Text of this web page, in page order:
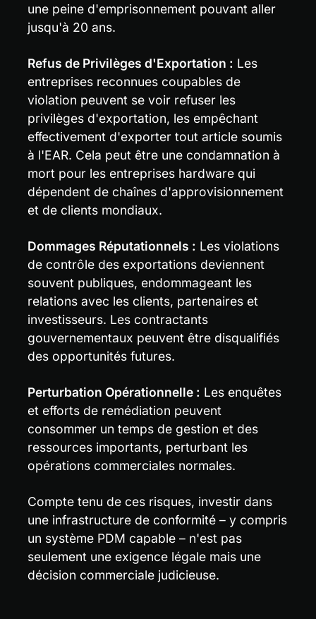
une peine d'emprisonnement pouvant aller
jusqu'à 20 ans.
Refus de Privilèges d'Exportation : Les
entreprises reconnues coupables de
violation peuvent se voir refuser les
privilèges d'exportation, les empêchant
effectivement d'exporter tout article soumis
à l'EAR. Cela peut être une condamnation à
mort pour les entreprises hardware qui
dépendent de chaînes d'approvisionnement
et de clients mondiaux.
Dommages Réputationnels : Les violations
de contrôle des exportations deviennent
souvent publiques, endommageant les
relations avec les clients, partenaires et
investisseurs. Les contractants
gouvernementaux peuvent être disqualifiés
des opportunités futures.
Perturbation Opérationnelle : Les enquêtes
et efforts de remédiation peuvent
consommer un temps de gestion et des
ressources importants, perturbant les
opérations commerciales normales.
Compte tenu de ces risques, investir dans
une infrastructure de conformité – y compris
un système PDM capable – n'est pas
seulement une exigence légale mais une
décision commerciale judicieuse.